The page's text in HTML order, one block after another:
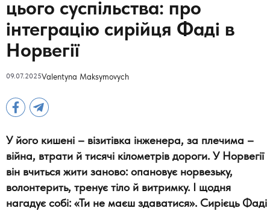
цього суспільства: про
інтеграцію сирійця Фаді в
Норвегії
09.07.2025Valentyna Maksymovych
У його кишені – візитівка інженера, за плечима –
війна, втрати й тисячі кілометрів дороги. У Норвегії
він вчиться жити заново: опановує норвезьку,
волонтерить, тренує тіло й витримку. І щодня
нагадує собі: «Ти не маєш здаватися». Сирієць Фаді